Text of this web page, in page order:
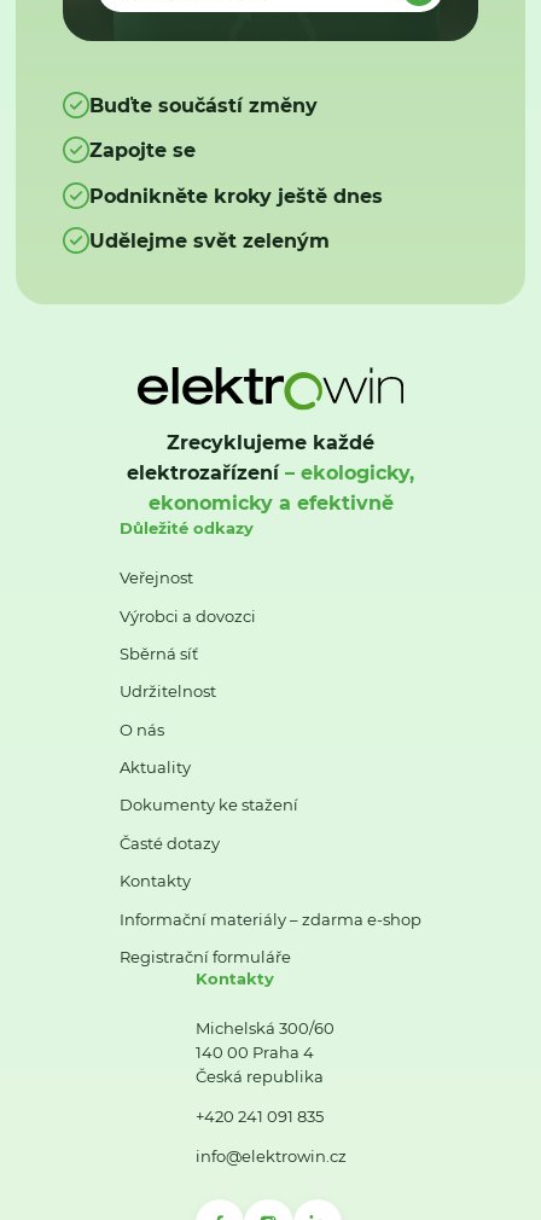
Buďte součástí změny
Zapojte se
Podnikněte kroky ještě dnes
Udělejme svět zeleným
Zrecyklujeme každé
elektrozařízení– ekologicky,
ekonomicky a efektivně
Důležité odkazy
Veřejnost
Výrobci a dovozci
Sběrná síť
Udržitelnost
O nás
Aktuality
Dokumenty ke stažení
Časté dotazy
Kontakty
Informační materiály – zdarma e-shop
Registrační formuláře
Kontakty
Michelská 300/60
140 00 Praha 4
Česká republika
+420 241 091 835
info@elektrowin.cz